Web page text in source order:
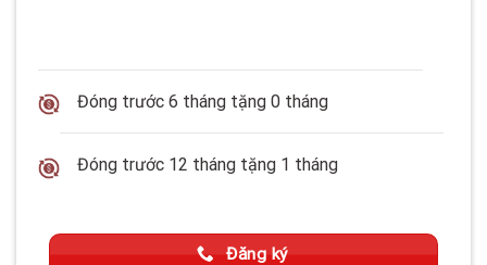
Đóng trước 6 tháng tặng 0 tháng
Đóng trước 12 tháng tặng 1 tháng
Đăng ký